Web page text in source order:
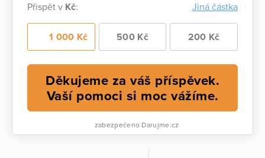
Přispět v Kč: Jiná částka
1 000 Kč 500 Kč 200 Kč
Děkujeme za váš příspěvek.
Vaší pomoci si moc vážíme.
zabezpečeno Darujme.cz